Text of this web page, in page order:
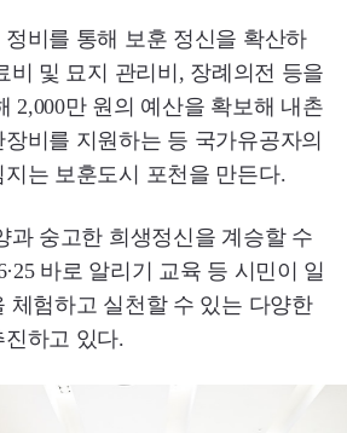
비를 통해 보훈 정신을 확산하
비 및 묘지 관리비, 장례의전 등을
2,000만 원의 예산을 확보해 내촌
비를 지원하는 등 국가유공자의
는 보훈도시 포천을 만든다.
과 숭고한 희생정신을 계승할 수
바로 알리기 교육 등 시민이 일
체험하고 실천할 수 있는 다양한
하고 있다.